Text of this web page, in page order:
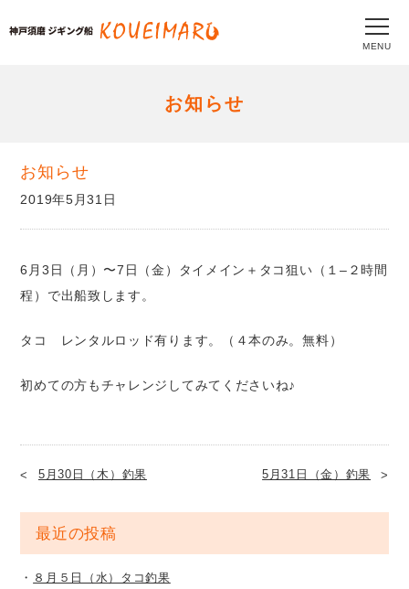
MENU
お知らせ
お知らせ
2019年5月31日
6月3日（月）〜7日（金）タイメイン＋タコ狙い（１–２時間
程）で出船致します。
タコ レンタルロッド有ります。（４本のみ。無料）
初めての方もチャレンジしてみてくださいね♪
5月30日（木）釣果 5月31日（金）釣果
最近の投稿
８月５日（水）タコ釣果